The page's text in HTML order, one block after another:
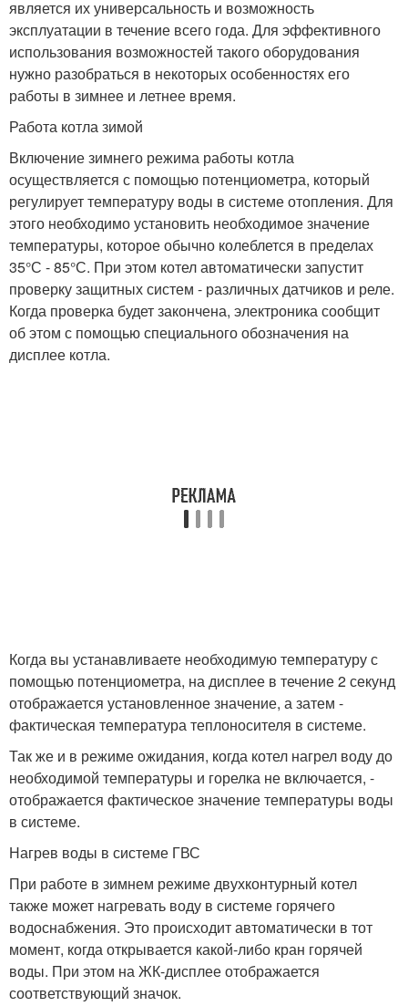
является их универсальность и возможность
эксплуатации в течение всего года. Для эффективного
использования возможностей такого оборудования
нужно разобраться в некоторых особенностях его
работы в зимнее и летнее время.
Работа котла зимой
Включение зимнего режима работы котла
осуществляется с помощью потенциометра, который
регулирует температуру воды в системе отопления. Для
этого необходимо установить необходимое значение
температуры, которое обычно колеблется в пределах
35°С - 85°С. При этом котел автоматически запустит
проверку защитных систем - различных датчиков и реле.
Когда проверка будет закончена, электроника сообщит
об этом с помощью специального обозначения на
дисплее котла.
Когда вы устанавливаете необходимую температуру с
помощью потенциометра, на дисплее в течение 2 секунд
отображается установленное значение, а затем -
фактическая температура теплоносителя в системе.
Так же и в режиме ожидания, когда котел нагрел воду до
необходимой температуры и горелка не включается, -
отображается фактическое значение температуры воды
в системе.
Нагрев воды в системе ГВС
При работе в зимнем режиме двухконтурный котел
также может нагревать воду в системе горячего
водоснабжения. Это происходит автоматически в тот
момент, когда открывается какой-либо кран горячей
воды. При этом на ЖК-дисплее отображается
соответствующий значок.